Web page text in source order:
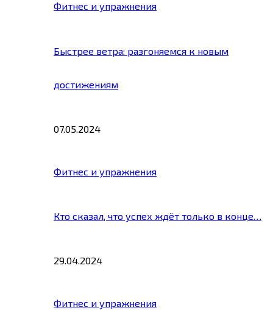
Фитнес и упражнения
Быстрее ветра: разгоняемся к новым
достижениям
07.05.2024
Фитнес и упражнения
Кто сказал, что успех ждёт только в конце…
29.04.2024
Фитнес и упражнения